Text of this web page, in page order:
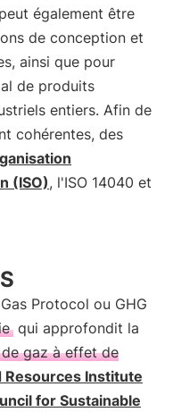
également être
de conception et
ainsi que pour
de produits
entiers. Afin de
cohérentes, des
(ISO), l'ISO 14040 et
Protocol ou GHG
qui approfondit la
gaz à effet de
Resources Institute
for Sustainable